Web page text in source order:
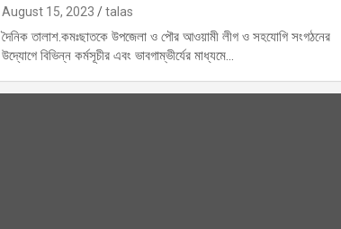
August 15, 2023 talas
দৈনিক তালাশ.কমঃছাতকে উপজেলা ও পৌর আওয়ামী লীগ ও সহযোগি সংগঠনের
উদ্যোগে বিভিন্ন কর্মসূচীর এবং ভাবগাম্ভীর্যের মাধ্যমে…